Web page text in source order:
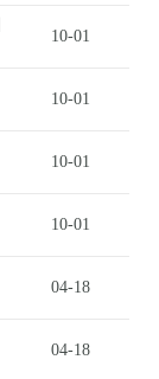
10-01
10-01
10-01
10-01
04-18
04-18